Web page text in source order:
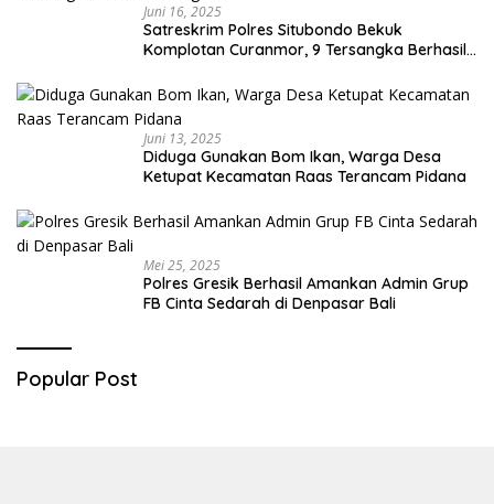
Juni 16, 2025
Satreskrim Polres Situbondo Bekuk
Komplotan Curanmor, 9 Tersangka Berhasil
Juni 13, 2025
Diduga Gunakan Bom Ikan, Warga Desa
Ketupat Kecamatan Raas Terancam Pidana
Mei 25, 2025
Polres Gresik Berhasil Amankan Admin Grup
FB Cinta Sedarah di Denpasar Bali
Popular Post